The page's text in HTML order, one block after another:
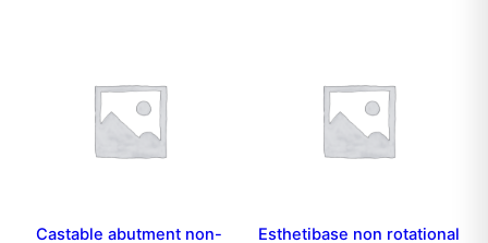
Castable abutment non-
Esthetibase non rotational